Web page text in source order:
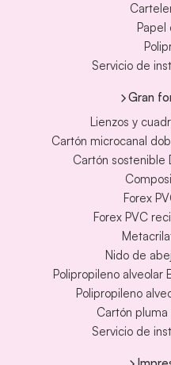
Papel
Servicio de
Gran
Lienzos y
Cartón microcanal
Cartón sostenible
Forex
Forex PVC
Nido de
Polipropileno alveolar
Polipropileno
Cartón
Servicio de